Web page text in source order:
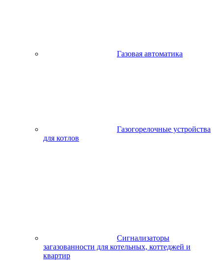
Газовая автоматика
Газогорелочные устройства
для котлов
Сигнализаторы
загазованности для котельных, коттеджей и
квартир